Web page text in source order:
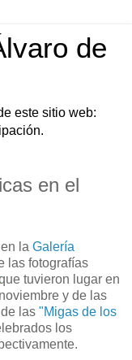
de
este sitio web:
en el
la Galería
las fotografías
tuvieron lugar en
y de las
las "Migas de los
los